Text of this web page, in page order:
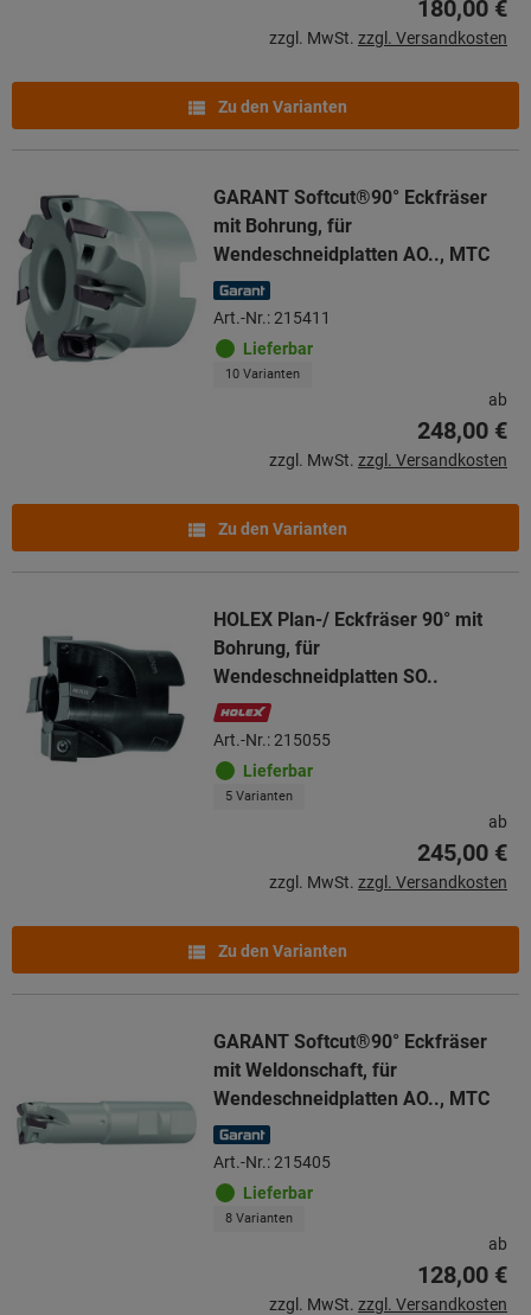
180,00 €
zzgl. MwSt. zzgl. Versandkosten
Zu den Varianten
GARANT Softcut®90° Eckfräser
mit Bohrung, für
Wendeschneidplatten AO.., MTC
Art.-Nr.: 215411
Lieferbar
10 Varianten
ab
248,00 €
zzgl. MwSt. zzgl. Versandkosten
Zu den Varianten
HOLEX Plan-/ Eckfräser 90° mit
Bohrung, für
Wendeschneidplatten SO..
Art.-Nr.: 215055
Lieferbar
5 Varianten
ab
245,00 €
zzgl. MwSt. zzgl. Versandkosten
Zu den Varianten
GARANT Softcut®90° Eckfräser
mit Weldonschaft, für
Wendeschneidplatten AO.., MTC
Art.-Nr.: 215405
Lieferbar
8 Varianten
ab
128,00 €
zzgl. MwSt. zzgl. Versandkosten